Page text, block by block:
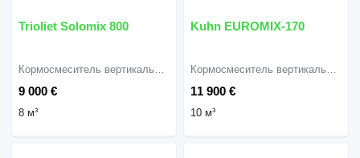
Trioliet Solomix 800
9 000 €
Кормосмеситель вертикальный
8 м³
Kuhn EUROMIX-170
11 900 €
Кормосмеситель вертикальный
10 м³